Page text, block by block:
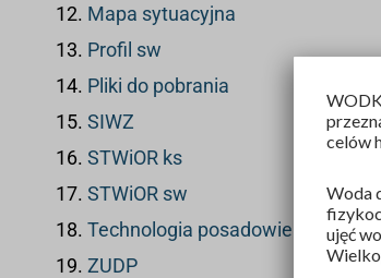
Mapa sytuacyjna
Profil sw
Pliki do pobrania
SIWZ
STWiOR ks
STWiOR sw
Technologia posadowienia rur
ZUDP
celów
Woda
ujęć